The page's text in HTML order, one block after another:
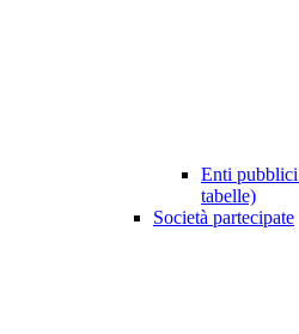
Enti
tabelle)
Società partecipate